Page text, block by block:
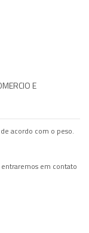
E
acordo com o peso.
em contato